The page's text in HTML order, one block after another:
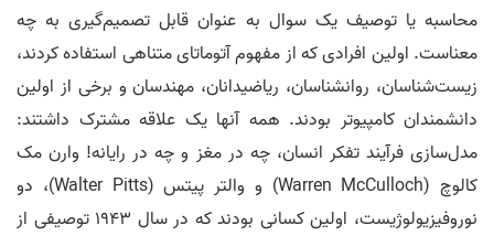
محاسبه یا توصیف یک سوال به عنوان قابل تصمیم‌گیری به چه
معناست. اولین افرادی که از مفهوم آتوماتای ​​متناهی استفاده کردند،
زیست‌شناسان، روانشناسان، ریاضیدانان، مهندسان و برخی از اولین
دانشمندان کامپیوتر بودند. همه آنها یک علاقه مشترک داشتند:
مدل‌سازی فرآیند تفکر انسان، چه در مغز و چه در رایانه! وارن مک
کالوچ (Warren McCulloch) و والتر پیتس (Walter Pitts)، دو
نوروفیزیولوژیست، اولین کسانی بودند که در سال 1943 توصیفی از